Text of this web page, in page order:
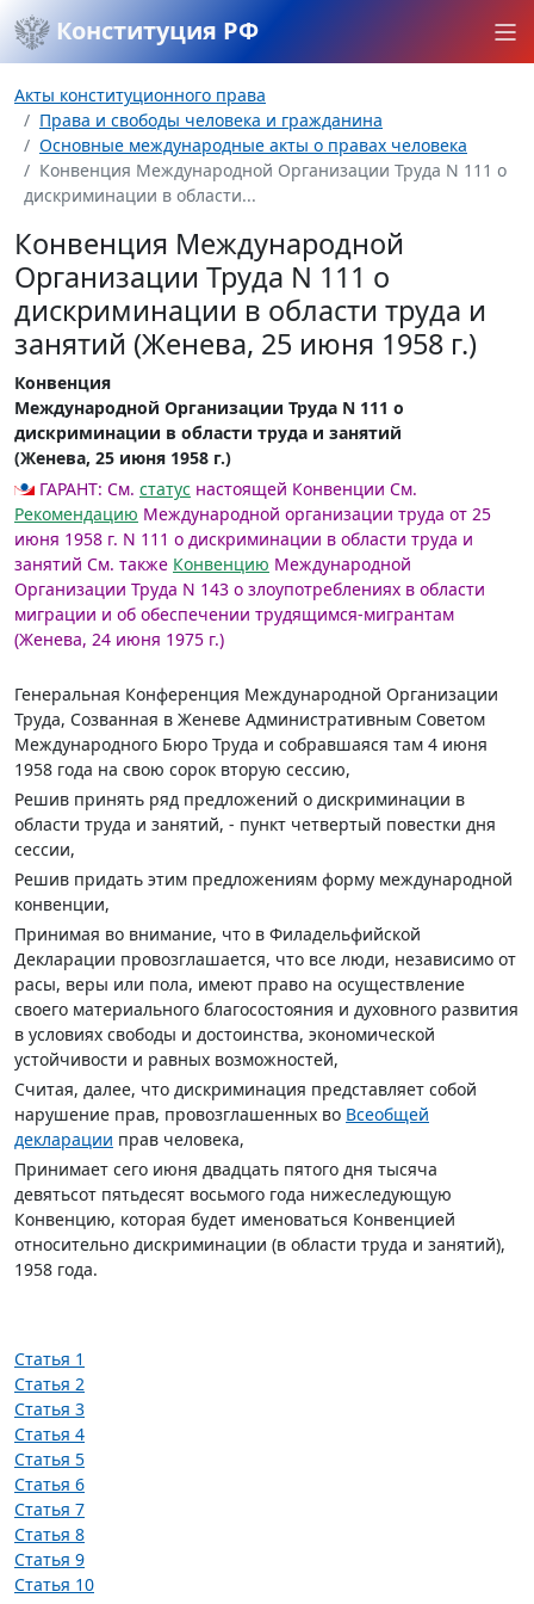
Конституция РФ
Акты конституционного права
Права и свободы человека и гражданина
Основные международные акты о правах человека
Конвенция Международной Организации Труда N 111 о
дискриминации в области...
Конвенция Международной
Организации Труда N 111 о
дискриминации в области труда и
занятий (Женева, 25 июня 1958 г.)
Конвенция
Международной Организации Труда N 111 о
дискриминации в области труда и занятий
(Женева, 25 июня 1958 г.)
ГАРАНТ: См. статус настоящей Конвенции См.
Рекомендацию Международной организации труда от 25
июня 1958 г. N 111 о дискриминации в области труда и
занятий См. также Конвенцию Международной
Организации Труда N 143 о злоупотреблениях в области
миграции и об обеспечении трудящимся-мигрантам
(Женева, 24 июня 1975 г.)
Генеральная Конференция Международной Организации
Труда, Созванная в Женеве Административным Советом
Международного Бюро Труда и собравшаяся там 4 июня
1958 года на свою сорок вторую сессию,
Решив принять ряд предложений о дискриминации в
области труда и занятий, - пункт четвертый повестки дня
сессии,
Решив придать этим предложениям форму международной
конвенции,
Принимая во внимание, что в Филадельфийской
Декларации провозглашается, что все люди, независимо от
расы, веры или пола, имеют право на осуществление
своего материального благосостояния и духовного развития
в условиях свободы и достоинства, экономической
устойчивости и равных возможностей,
Считая, далее, что дискриминация представляет собой
нарушение прав, провозглашенных во Всеобщей
декларации прав человека,
Принимает сего июня двадцать пятого дня тысяча
девятьсот пятьдесят восьмого года нижеследующую
Конвенцию, которая будет именоваться Конвенцией
относительно дискриминации (в области труда и занятий),
1958 года.
Статья 1
Статья 2
Статья 3
Статья 4
Статья 5
Статья 6
Статья 7
Статья 8
Статья 9
Статья 10